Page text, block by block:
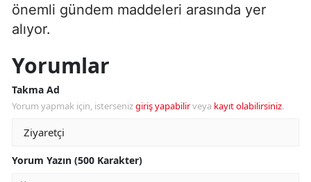
önemli gündem maddeleri arasında yer
alıyor.
Yorumlar
Takma Ad
Yorum yapmak için, istersenizgiriş yapabilirveya kayıt olabilirsiniz.
Yorum Yazın (500 Karakter)